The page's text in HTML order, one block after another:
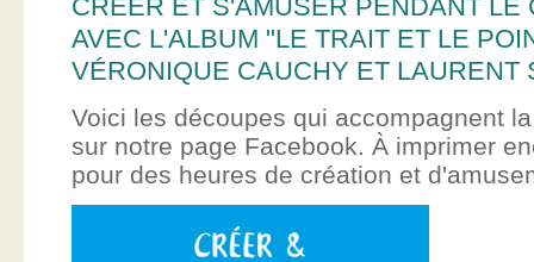
CRÉER ET S'AMUSER PENDANT LE
AVEC L'ALBUM "LE TRAIT ET LE
VÉRONIQUE CAUCHY ET LAURENT
Voici les découpes qui accompagnent
sur notre page Facebook. À imprimer
pour des heures de création et